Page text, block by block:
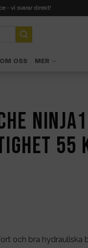
- vi svarar direkt!
OM OSS MER
55
och bra hydrauliska